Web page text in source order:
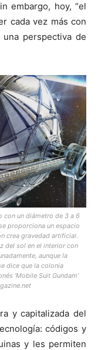
embargo, hoy, “el
cada vez más con
perspectiva de
con un diámetro de 3 a 6
proporciona un espacio
crea gravedad artificial.
del sol en el interior con
aunque la
dice que la colonia
‘Mobile Suit Gundam’
y capitalizada del
códigos y
y les permiten